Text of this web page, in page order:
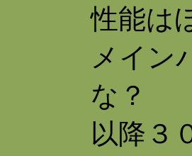
性能は
メイン
な？
以降３